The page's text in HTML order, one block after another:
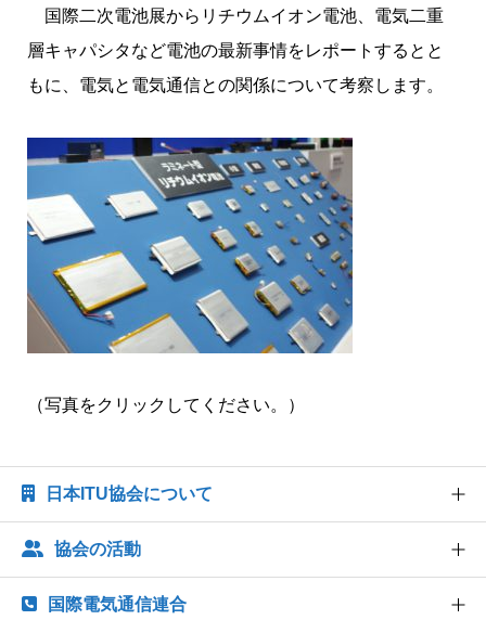
協会案内パンフレット
閲覧のご案内 - ITU関係出版物 -
ITUクラブ
ITU勧告リスト
ITU関係会合・イベントカレンダー等
関連団体
国際二次電池展からリチウムイオン電池、電気二重
層キャパシタなど電池の最新事情をレポートするとと
もに、電気と電気通信との関係について考察します。
（写真をクリックしてください。）
日本ITU協会について
協会概要
協会の活動
世界情報社会・電気通信日記念行事
国際電気通信連合